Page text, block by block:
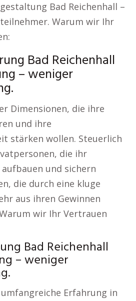
Bad Reichenhall –
Warum wir Ihr
Bad Reichenhall
– weniger
Dimensionen, die ihre
und ihre
stärken wollen. Steuerlich
die ihr
und sichern
die durch eine kluge
aus ihren Gewinnen
wir Ihr Vertrauen
Bad Reichenhall
– weniger
Erfahrung in